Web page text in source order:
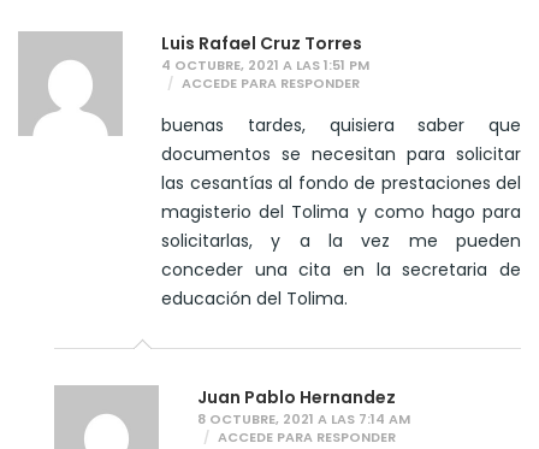
Luis Rafael Cruz Torres
4 OCTUBRE, 2021 A LAS 1:51 PM
ACCEDE PARA RESPONDER
buenas tardes, quisiera saber que
documentos se necesitan para solicitar
las cesantías al fondo de prestaciones del
magisterio del Tolima y como hago para
solicitarlas, y a la vez me pueden
conceder una cita en la secretaria de
educación del Tolima.
Juan Pablo Hernandez
8 OCTUBRE, 2021 A LAS 7:14 AM
ACCEDE PARA RESPONDER